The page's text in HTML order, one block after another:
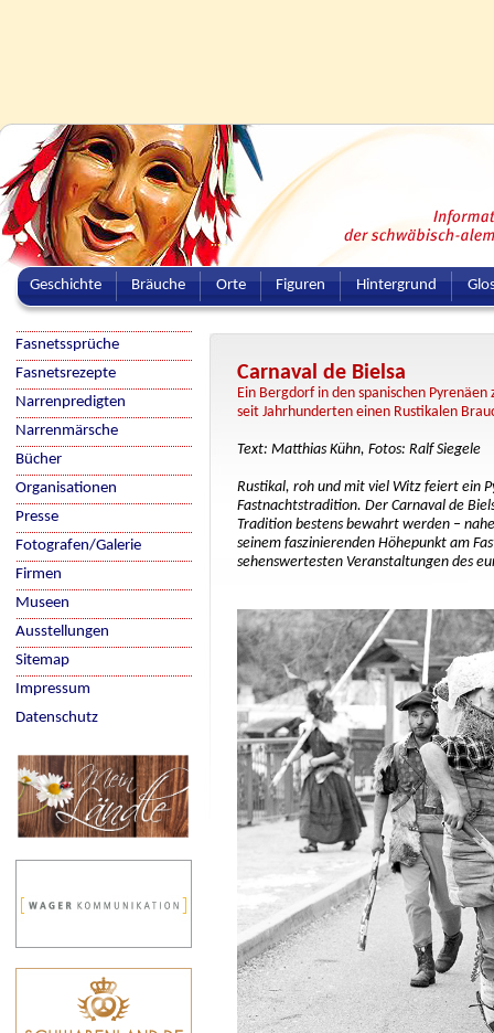
Geschichte Bräuche Orte Figuren Hintergrund
Carnaval de Bielsa
Ein Bergdorf in den spanischen
seit Jahrhunderten einen Rustikalen
Text: Matthias Kühn, Fotos: Ralf Siegele
Rustikal, roh und mit viel Witz feiert ein
Fastnachtstradition. Der Carnaval de
Tradition bestens bewahrt werden –
seinem faszinierenden Höhepunkt am
sehenswertesten Veranstaltungen des
Fasnetssprüche
Fasnetsrezepte
Narrenpredigten
Narrenmärsche
Bücher
Organisationen
Presse
Fotografen/Galerie
Firmen
Museen
Ausstellungen
Sitemap
Impressum
Datenschutz